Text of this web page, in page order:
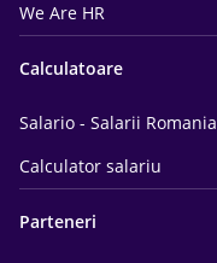
We Are HR
Calculatoare
Salario - Salarii Romania
Calculator salariu
Parteneri